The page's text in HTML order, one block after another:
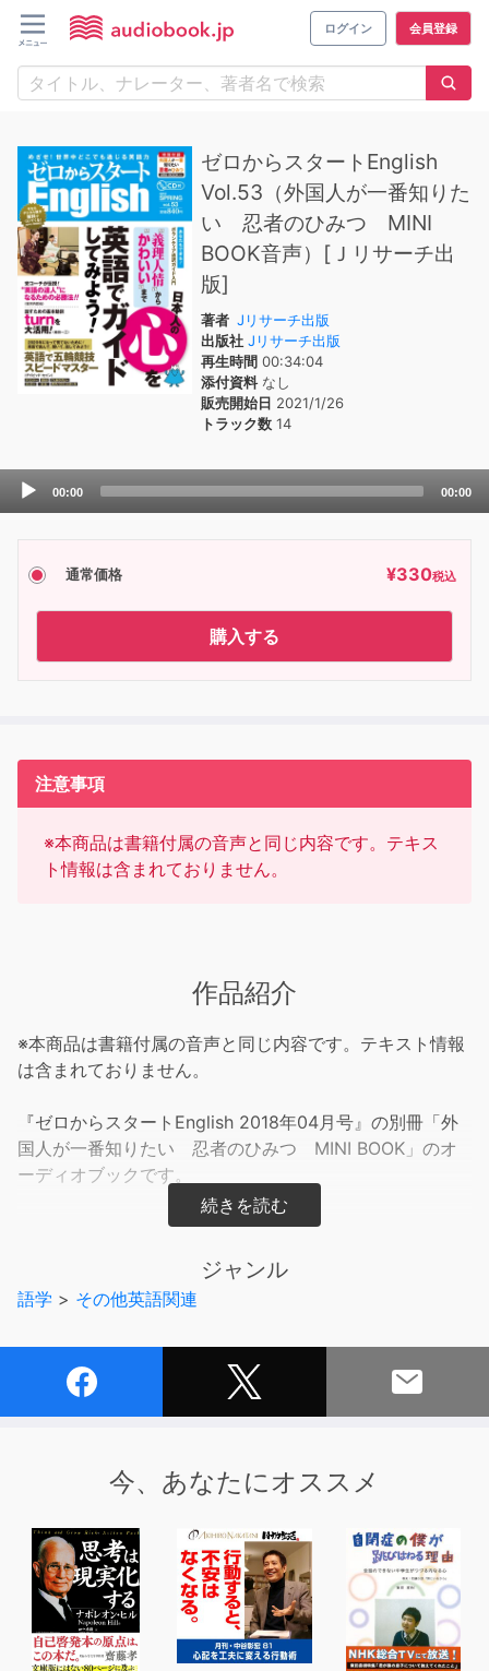
ログイン 会員登録
ゼロからスタートEnglish
Vol.53（外国人が一番知りた
い 忍者のひみつ MINI
BOOK音声）[Ｊリサーチ出
版]
著者 Jリサーチ出版
出版社 Jリサーチ出版
再生時間 00:34:04
添付資料なし
販売開始日 2021/1/26
トラック数 14
Audio
00:00 00:00
通常価格 ¥330税込
購入する
注意事項
※本商品は書籍付属の音声と同じ内容です。テキス
ト情報は含まれておりません。
作品紹介
※本商品は書籍付属の音声と同じ内容です。テキスト情報
は含まれておりません。
『ゼロからスタートEnglish 2018年04月号』の別冊「外
国人が一番知りたい 忍者のひみつ MINI BOOK」のオ
ーディオブックです。
別冊「外国人が一番知りたい 忍者のひみつ MINI
BOOK」の音声が収録されています。
ーマ。非常に奥が深いテーマですが、歴史的見地やいくつ
ステップでスムーズに基本情報をご案内できるようになり
ます。
セイン先生の「英語で五輪競技スピードマスター」は、
2020年の東京五輪に登場予定の6競技に迫ります。安河
ジャンル
語学 > その他英語関連
今、あなたにオススメ